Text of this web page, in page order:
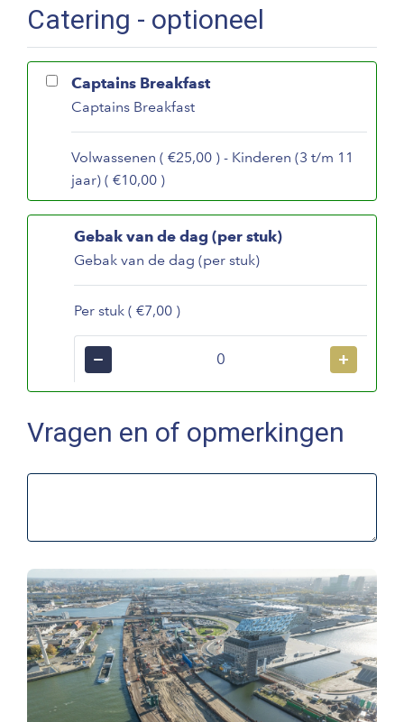
Catering - optioneel
Captains Breakfast
Captains Breakfast
Volwassenen ( €25,00 ) - Kinderen (3 t/m 11
jaar) ( €10,00 )
Gebak van de dag (per stuk)
Gebak van de dag (per stuk)
Per stuk ( €7,00 )
− +
Vragen en of opmerkingen